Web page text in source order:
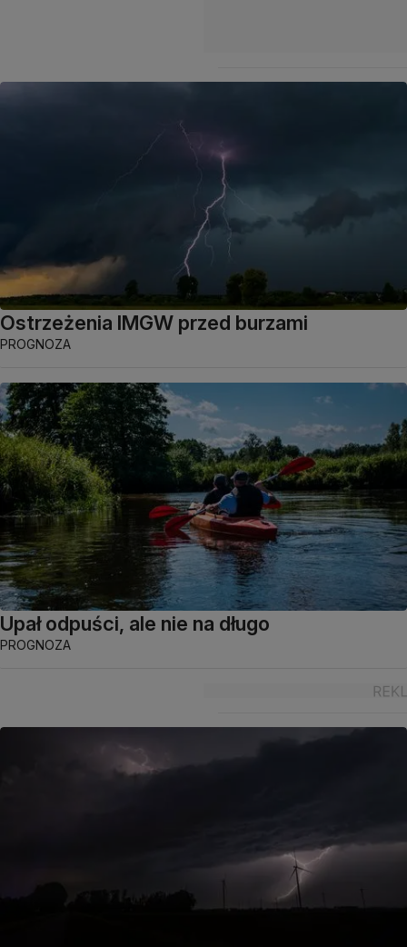
Ostrzeżenia IMGW przed burzami
PROGNOZA
Upał odpuści, ale nie na długo
PROGNOZA